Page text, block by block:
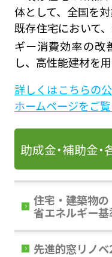
体として、全国を
既存住宅において
ギー消費効率の改
し、高性能建材を
詳しくはこちらの
ホームページをご覧
助成金・補助金・
住宅・建築物の
省エネルギー
先進的窓リノ